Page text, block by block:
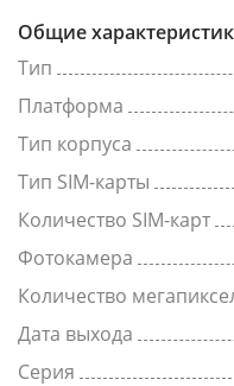
Общие
Тип
Платформа
Тип корпуса
Тип SIM-карты
Количество SIM-карт
Фотокамера
Количество
Дата выхода
Серия